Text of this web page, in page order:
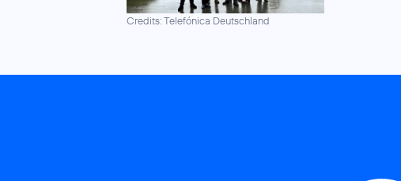
Credits: Telefónica Deutschland